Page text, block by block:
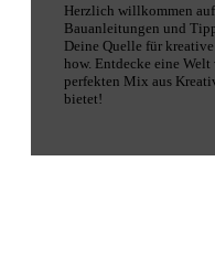
Herzlich willkommen auf
Bauanleitungen und
Deine Quelle für
how. Entdecke eine
perfekten Mix aus
bietet!